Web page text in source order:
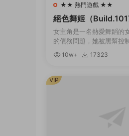
★★ 熱門遊戲 ★★
絕色舞姬（
女主角是一名熱愛舞蹈的
的債務問題，她被黑幫控
幫頭目會将她用繩索捆綁
10w+ 17323
VIP